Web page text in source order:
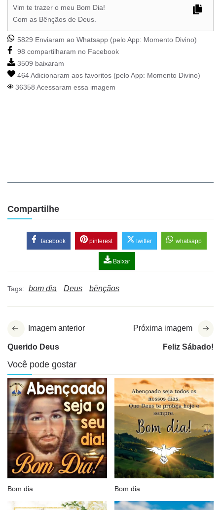
Vim te trazer o meu Bom Dia!
Com as Bênçãos de Deus.
5829 Enviaram ao Whatsapp (pelo App: Momento Divino)
98 compartilharam no Facebook
3509 baixaram
464 Adicionaram aos favoritos (pelo App: Momento Divino)
36358 Acessaram essa imagem
Compartilhe
facebook pinterest twitter whatsapp
Baixar
Tags: bom dia Deus bênçãos
Imagem anterior
Querido Deus
Próxima imagem
Feliz Sábado!
Você pode gostar
Bom dia Bom dia